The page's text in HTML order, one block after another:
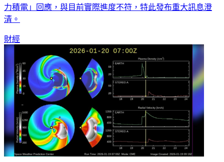
力積電」回應，與目前實際進度不符，特此發布重大訊息澄
清。
財經